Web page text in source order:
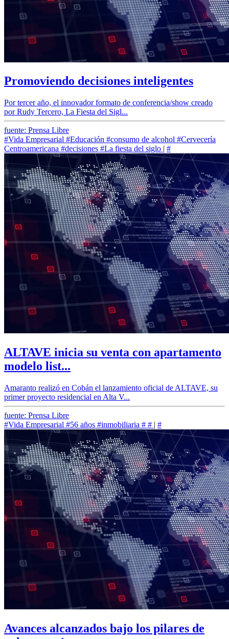
Promoviendo decisiones inteligentes
Por tercer año, el innovador formato de conferencia/show creado
por Rudy Tercero, La Fiesta del Sigl...
fuente: Prensa Libre
#Vida Empresarial #Educación #consumo de alcohol #Cervecería
Centroamericana #decisiones #La fiesta del siglo | #
ALTAVE inicia su venta con apartamento
modelo list...
Amaranto realizó en Cobán el lanzamiento oficial de ALTAVE, su
primer proyecto residencial en Alta V...
fuente: Prensa Libre
#Vida Empresarial #56 años #inmobiliaria # # | #
Avances alcanzados bajo los pilares de